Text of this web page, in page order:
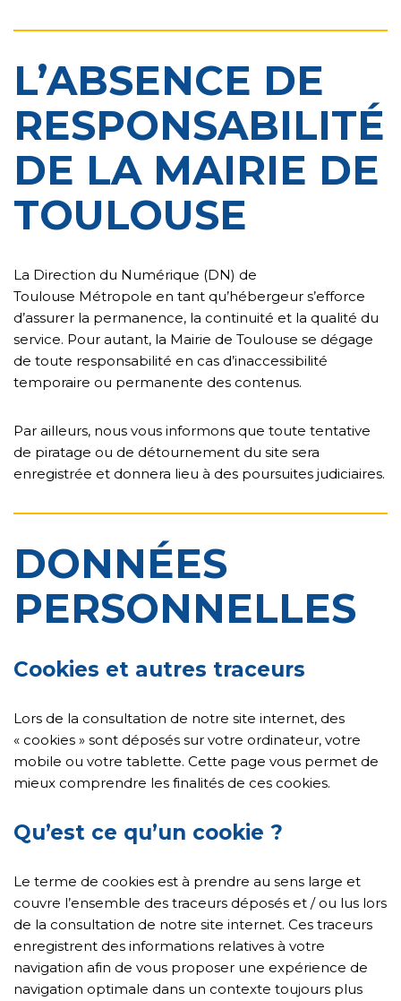
L’ABSENCE DE
RESPONSABILITÉ
DE LA MAIRIE DE
TOULOUSE
La Direction du Numérique (DN) de
Toulouse Métropole en tant qu’hébergeur s’efforce
d’assurer la permanence, la continuité et la qualité du
service. Pour autant, la Mairie de Toulouse se dégage
de toute responsabilité en cas d’inaccessibilité
temporaire ou permanente des contenus.
Par ailleurs, nous vous informons que toute tentative
de piratage ou de détournement du site sera
enregistrée et donnera lieu à des poursuites judiciaires.
DONNÉES
PERSONNELLES
Cookies et autres traceurs
Lors de la consultation de notre site internet, des
« cookies » sont déposés sur votre ordinateur, votre
mobile ou votre tablette. Cette page vous permet de
mieux comprendre les finalités de ces cookies.
Qu’est ce qu’un cookie ?
Le terme de cookies est à prendre au sens large et
couvre l’ensemble des traceurs déposés et / ou lus lors
de la consultation de notre site internet. Ces traceurs
enregistrent des informations relatives à votre
navigation afin de vous proposer une expérience de
navigation optimale dans un contexte toujours plus